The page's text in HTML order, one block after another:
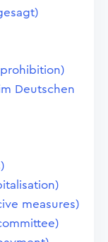
Deutschen
measures)